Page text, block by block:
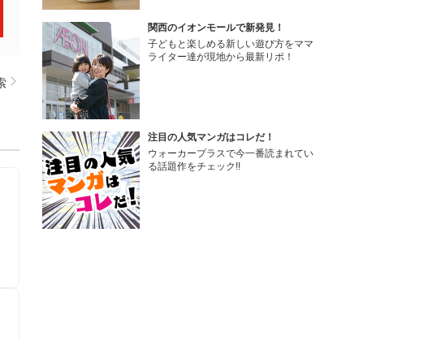
関西のイオンモールで新発見！
子どもと楽しめる新しい遊び方をママ
ライター達が現地から最新リポ！
注目の人気マンガはコレだ！
ウォーカープラスで今一番読まれてい
る話題作をチェック!!